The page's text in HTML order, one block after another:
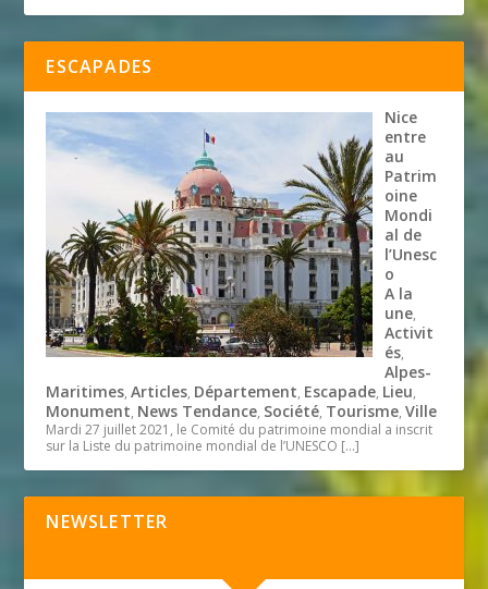
ESCAPADES
Nice
entre
au
Patrim
oine
Mondi
al de
l’Unesc
o
A la
une,
Activit
és,
Alpes-
Maritimes,Articles, Département, Escapade, Lieu,
Monument, News Tendance, Société, Tourisme,Ville
Mardi 27 juillet 2021, le Comité du patrimoine mondial a inscrit
sur la Liste du patrimoine mondial de l’UNESCO […]
NEWSLETTER